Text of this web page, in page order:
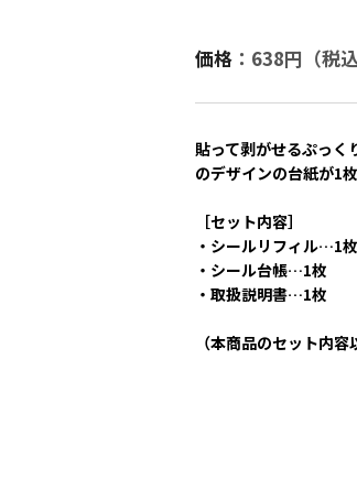
価格 ：638円（税込
貼って剥がせるぷっく
のデザインの台紙が1枚
［セット内容］
・シールリフィル…1枚
・シール台帳…1枚
・取扱説明書…1枚
（本商品のセット内容